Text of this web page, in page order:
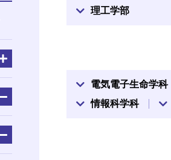
理工学部
電気電子生命学科
情報科学科